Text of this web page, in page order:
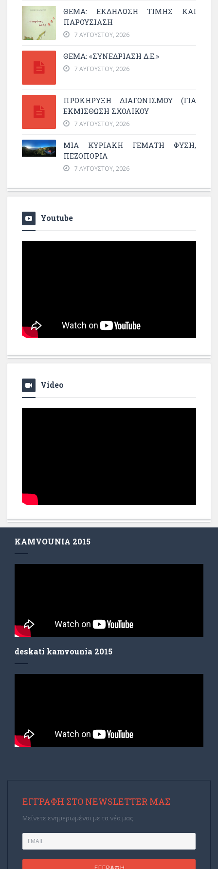
ΘΈΜΑ: ΕΚΔΉΛΩΣΗ ΤΙΜΉΣ ΚΑΙ
ΠΑΡΟΥΣΊΑΣΗ
7 ΑΥΓΟΎΣΤΟΥ, 2026
ΘΕΜΑ: «ΣΥΝΕΔΡΊΑΣΗ Δ.Ε.»
7 ΑΥΓΟΎΣΤΟΥ, 2026
ΠΡΟΚΗΡΥΞΗ ΔΙΑΓΩΝΙΣΜΟΥ (ΓΙΑ
ΕΚΜΊΣΘΩΣΗ ΣΧΟΛΙΚΟΎ
7 ΑΥΓΟΎΣΤΟΥ, 2026
ΜΙΑ ΚΥΡΙΑΚΉ ΓΕΜΆΤΗ ΦΎΣΗ,
ΠΕΖΟΠΟΡΊΑ
7 ΑΥΓΟΎΣΤΟΥ, 2026
Youtube
Video
KAMVOUNIA 2015
deskati kamvounia 2015
ΕΓΓΡΑΦΉ ΣΤΟ NEWSLETTER ΜΑΣ
Μείνετε ενημερωμένοι με τα νέα μας